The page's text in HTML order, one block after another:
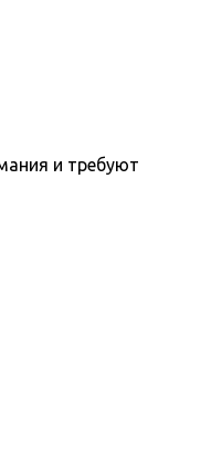
и требуют